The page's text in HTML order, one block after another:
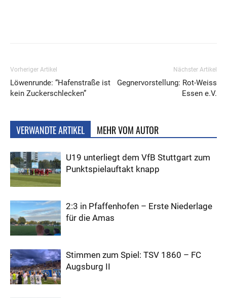
Vorheriger Artikel
Löwenrunde: “Hafenstraße ist
kein Zuckerschlecken”
Nächster Artikel
Gegnervorstellung: Rot-Weiss
Essen e.V.
VERWANDTE ARTIKEL MEHR VOM AUTOR
U19 unterliegt dem VfB Stuttgart zum
Punktspielauftakt knapp
2:3 in Pfaffenhofen – Erste Niederlage
für die Amas
Stimmen zum Spiel: TSV 1860 – FC
Augsburg II